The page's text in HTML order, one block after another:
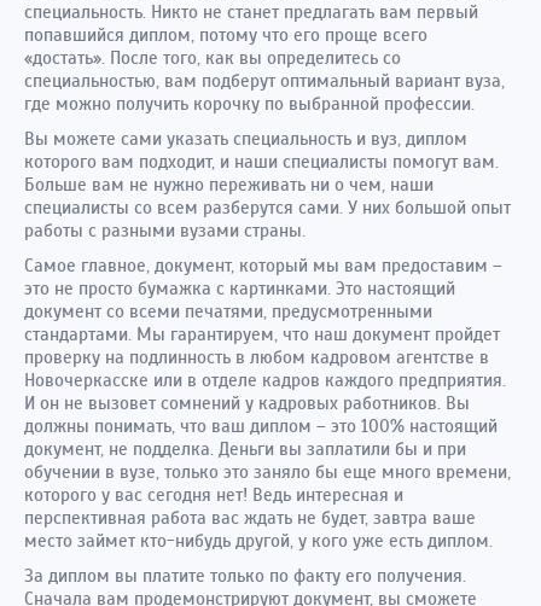
специальность. Никто не станет предлагать вам первый
попавшийся диплом, потому что его проще всего
«достать». После того, как вы определитесь со
специальностью, вам подберут оптимальный вариант вуза,
где можно получить корочку по выбранной профессии.
Вы можете сами указать специальность и вуз, диплом
которого вам подходит, и наши специалисты помогут вам.
Больше вам не нужно переживать ни о чем, наши
специалисты со всем разберутся сами. У них большой опыт
работы с разными вузами страны.
Самое главное, документ, который мы вам предоставим –
это не просто бумажка с картинками. Это настоящий
документ со всеми печатями, предусмотренными
стандартами. Мы гарантируем, что наш документ пройдет
проверку на подлинность в любом кадровом агентстве в
Новочеркасске или в отделе кадров каждого предприятия.
И он не вызовет сомнений у кадровых работников. Вы
должны понимать, что ваш диплом – это 100% настоящий
документ, не подделка. Деньги вы заплатили бы и при
обучении в вузе, только это заняло бы еще много времени,
которого у вас сегодня нет! Ведь интересная и
перспективная работа вас ждать не будет, завтра ваше
место займет кто-нибудь другой, у кого уже есть диплом.
За диплом вы платите только по факту его получения.
Сначала вам продемонстрируют документ, вы сможете